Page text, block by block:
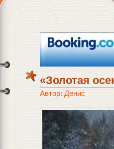
«Золотая
Автор: Денис